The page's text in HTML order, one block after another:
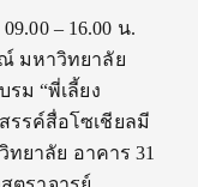
– 16.00 น.
มหาวิทยาลัย
ม “พี่เลี้ยง
รค์สื่อโซเชียลมี
ยาลัย อาคาร 31